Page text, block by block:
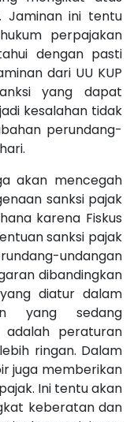
Jaminan ini tentu
perpajakan
dengan pasti
dari UU KUP
yang dapat
kesalahan tidak
perundang-
akan mencegah
sanksi pajak
karena Fiskus
sanksi pajak
undangan
dibandingkan
diatur dalam
yang sedang
adalah peraturan
ringan. Dalam
juga memberikan
Ini tentu akan
keberatan dan